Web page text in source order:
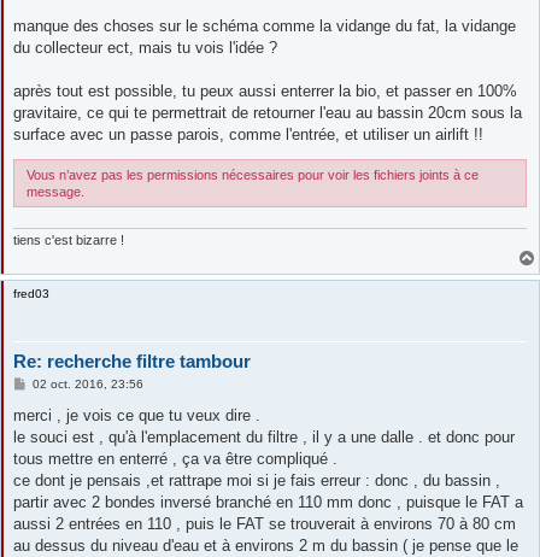
manque des choses sur le schéma comme la vidange du fat, la vidange
du collecteur ect, mais tu vois l'idée ?
après tout est possible, tu peux aussi enterrer la bio, et passer en 100%
gravitaire, ce qui te permettrait de retourner l'eau au bassin 20cm sous la
surface avec un passe parois, comme l'entrée, et utiliser un airlift !!
Vous n’avez pas les permissions nécessaires pour voir les fichiers joints à ce
message.
tiens c'est bizarre !
fred03
Re: recherche filtre tambour
M
s
a
g
02 oct. 2016, 23:56
merci , je vois ce que tu veux dire .
le souci est , qu'à l'emplacement du filtre , il y a une dalle . et donc pour
tous mettre en enterré , ça va être compliqué .
ce dont je pensais ,et rattrape moi si je fais erreur : donc , du bassin ,
partir avec 2 bondes inversé branché en 110 mm donc , puisque le FAT a
aussi 2 entrées en 110 , puis le FAT se trouverait à environs 70 à 80 cm
au dessus du niveau d'eau et à environs 2 m du bassin ( je pense que le